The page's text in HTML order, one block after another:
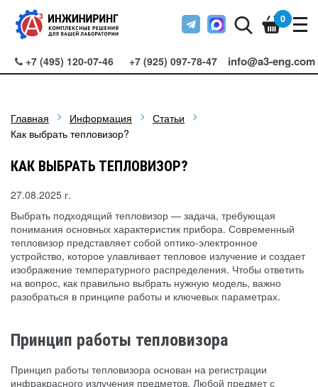
+7 (495) 120-07-46 +7 (925) 097-78-47 info@a3-eng.com
0
Главная Информация
Статьи
Как выбрать тепловизор?
КАК ВЫБРАТЬ ТЕПЛОВИЗОР?
27.08.2025 г.
Выбрать подходящий тепловизор — задача, требующая
понимания основных характеристик прибора. Современный
тепловизор представляет собой оптико-электронное
устройство, которое улавливает тепловое излучение и создает
изображение температурного распределения. Чтобы ответить
на вопрос, как правильно выбрать нужную модель, важно
разобраться в принципе работы и ключевых параметрах.
Принцип работы тепловизора
Принцип работы тепловизора основан на регистрации
инфракрасного излучения предметов. Любой предмет с